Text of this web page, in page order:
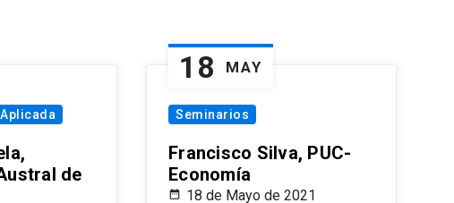
de
18 MAY
Seminarios
Francisco Silva, PUC-
Economía
18 de Mayo de 2021